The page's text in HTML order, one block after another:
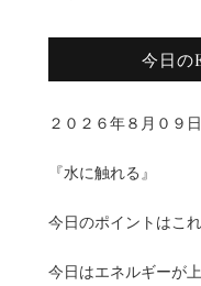
今日の
２０２６年８月０９日
『水に触れる』
今日のポイントはこれ
今日はエネルギーが